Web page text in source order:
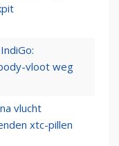
vloot weg
vlucht
xtc-pillen